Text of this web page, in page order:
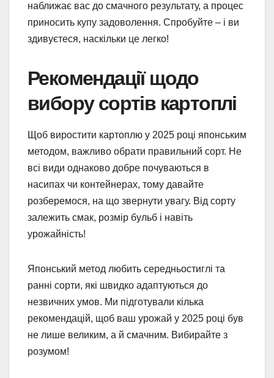
наближає вас до смачного результату, а процес
приносить купу задоволення. Спробуйте – і ви
здивуєтеся, наскільки це легко!
Рекомендації щодо
вибору сортів картоплі
Щоб виростити картоплю у 2025 році японським
методом, важливо обрати правильний сорт. Не
всі види однаково добре почуваються в
насипах чи контейнерах, тому давайте
розберемося, на що звернути увагу. Від сорту
залежить смак, розмір бульб і навіть
урожайність!
Японський метод любить середньостиглі та
ранні сорти, які швидко адаптуються до
незвичних умов. Ми підготували кілька
рекомендацій, щоб ваш урожай у 2025 році був
не лише великим, а й смачним. Вибирайте з
розумом!